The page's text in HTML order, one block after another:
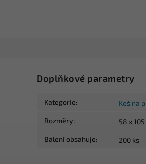
Doplňkové parametry
Kategorie: Koš na
Rozměry: 58 x
Balení obsahuje: 200 ks